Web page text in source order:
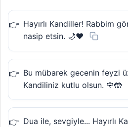
Hayırlı Kandiller! Rabbim
nasip etsin. 🌙❤️
Bu mübarek gecenin feyzi
Kandiliniz kutlu olsun. 🌹🤲
Dua ile, sevgiyle... Hayırlı